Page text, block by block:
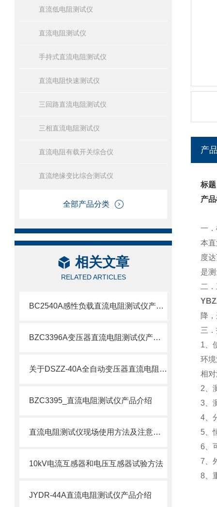
直流低电阻测试仪
直流电阻测试仪
手持式直流电阻测试仪
直流电阻快速测试仪
三回路直流电阻测试仪
三相直流电阻测试仪
直流电阻有载开关综合仪
直流绝缘变比综合测试仪
全部产品分类
相关文章
RELATED ARTICLES
BC2540A感性负载直流电阻测试仪产品介绍
BZC3396A变压器直流电阻测试仪产品介绍
关于DSZZ-40A全自动变压器直流电阻测试仪深度解析
BZC3395_直流电阻测试仪产品介绍
直流电阻测试仪现场使用方法及注意事项
10kV电流互感器和电压互感器试验方法
JYDR-44A直流电阻测试仪产品介绍
产
标
产
一
本
度
是
二
降
三
1
环
相
2
3
4
5
6
7
8